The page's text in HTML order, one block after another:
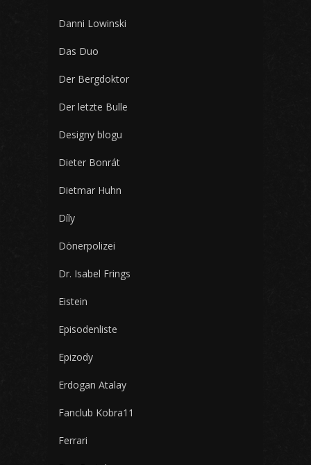
Danni Lowinski
Das Duo
Der Bergdoktor
Der letzte Bulle
Designy blogu
Dieter Bonrát
Dietmar Huhn
Díly
Dönerpolizei
Dr. Isabel Frings
Eistein
Episodenliste
Epizody
Erdogan Atalay
Fanclub Kobra11
Ferrari